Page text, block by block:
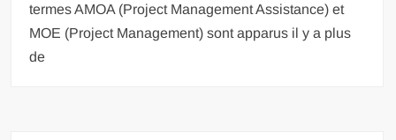
termes AMOA (Project Management Assistance) et
MOE (Project Management) sont apparus il y a plus
de